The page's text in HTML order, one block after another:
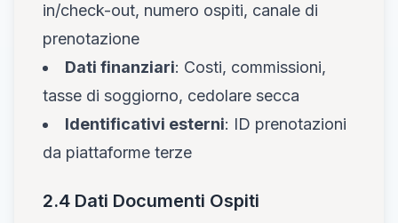
in/check-out, numero ospiti, canale di
prenotazione
Dati finanziari: Costi, commissioni,
tasse di soggiorno, cedolare secca
Identificativi esterni: ID prenotazioni
da piattaforme terze
2.4 Dati Documenti Ospiti